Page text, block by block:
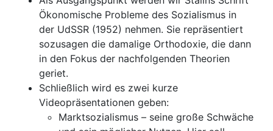
Ökonomische Probleme des Sozialismus in
der UdSSR (1952) nehmen. Sie repräsentiert
sozusagen die damalige Orthodoxie, die dann
in den Fokus der nachfolgenden Theorien
geriet.
Schließlich wird es zwei kurze
Videopräsentationen geben:
Marktsozialismus – seine große Schwäche